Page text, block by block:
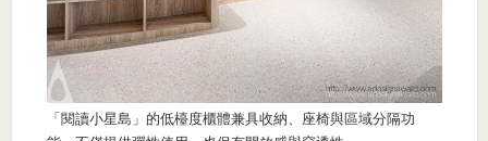
「閱讀小星島」的低檯度櫃體兼具收納、座椅與區域分隔功